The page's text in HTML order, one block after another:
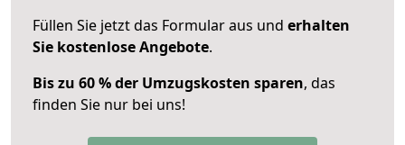
Füllen Sie jetzt das Formular aus und erhalten
Sie kostenlose Angebote.
Bis zu 60 % der Umzugskosten sparen, das
finden Sie nur bei uns!